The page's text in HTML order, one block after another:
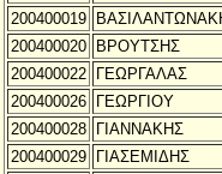
200400019
200400020
ΒΡΟΥΤΣΗΣ
200400022
ΓΕΩΡΓΑΛΑΣ
200400026
ΓΕΩΡΓΙΟΥ
200400028
ΓΙΑΝΝΑΚΗΣ
200400029
ΓΙΑΣΕΜΙΔΗΣ